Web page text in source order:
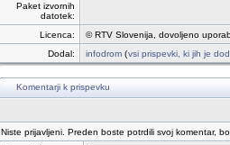
Paket izvornih
datotek:
Licenca:
© RTV Slovenija, dovoljeno
Dodal:
infodrom (vsi prispevki, ki jih je
Komentarji k prispevku
Niste prijavljeni. Preden boste potrdili svoj komentar,